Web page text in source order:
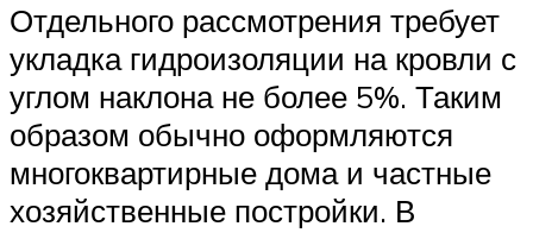
Отдельного рассмотрения требует
укладка гидроизоляции на кровли с
углом наклона не более 5%. Таким
образом обычно оформляются
многоквартирные дома и частные
хозяйственные постройки. В